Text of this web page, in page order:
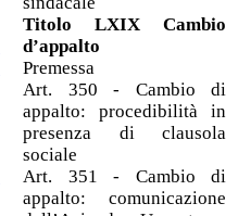
Titolo LXIX Cambio
d’appalto
Premessa
Art. 350 - Cambio di
appalto: procedibilità in
presenza di clausola
sociale
Art. 351 - Cambio di
appalto: comunicazione